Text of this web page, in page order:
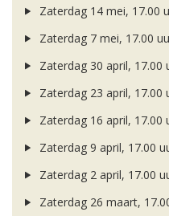
Zaterdag 14 mei, 17.00
Zaterdag 7 mei, 17.00
Zaterdag 30 april, 17.00
Zaterdag 23 april, 17.00
Zaterdag 16 april, 17.00
Zaterdag 9 april, 17.00
Zaterdag 2 april, 17.00
Zaterdag 26 maart,